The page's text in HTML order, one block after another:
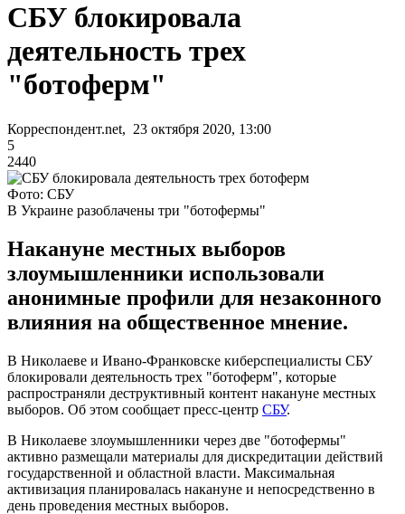
СБУ блокировала
деятельность трех
"ботоферм"
Корреспондент.net, 23 октября 2020, 13:00
5
2440
Фото: СБУ
В Украине разоблачены три "ботофермы"
Накануне местных выборов
злоумышленники использовали
анонимные профили для незаконного
влияния на общественное мнение.
В Николаеве и Ивано-Франковске киберспециалисты СБУ
блокировали деятельность трех "ботоферм", которые
распространяли деструктивный контент накануне местных
выборов. Об этом сообщает пресс-центр СБУ.
В Николаеве злоумышленники через две "ботофермы"
активно размещали материалы для дискредитации действий
государственной и областной власти. Максимальная
активизация планировалась накануне и непосредственно в
день проведения местных выборов.